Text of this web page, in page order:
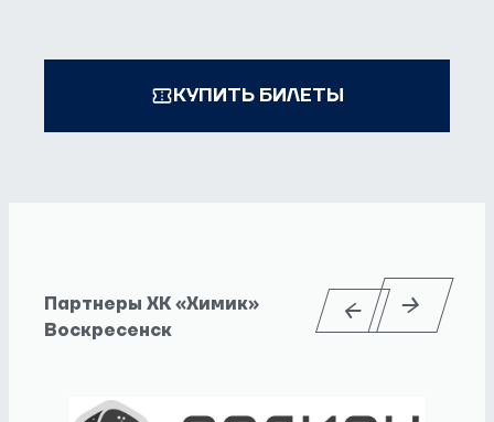
КУПИТЬ БИЛЕТЫ
Партнеры ХК «Химик»
Воскресенск